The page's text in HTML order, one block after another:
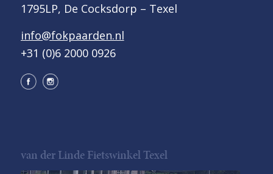
1795LP, De Cocksdorp – Texel
info@fokpaarden.nl
+31 (0)6 2000 0926
van der Linde Fietswinkel Texel